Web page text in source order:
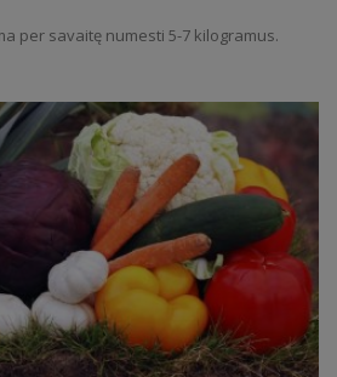
per savaitę numesti 5-7 kilogramus.